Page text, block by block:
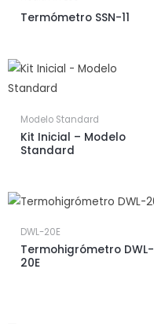
Termómetro SSN-11
Modelo Standard
Kit Inicial – Modelo
Standard
DWL-20E
Termohigrómetro DWL-
20E